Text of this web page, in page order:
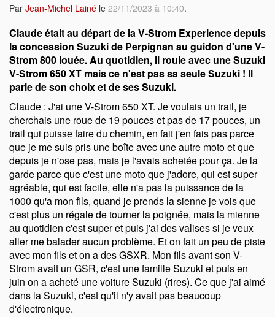
Par Jean-Michel Lainé le 22/11/2023 à 10:40.
Claude était au départ de la V-Strom Experience depuis
la concession Suzuki de Perpignan au guidon d'une V-
Strom 800 louée. Au quotidien, il roule avec une Suzuki
V-Strom 650 XT mais ce n'est pas sa seule Suzuki ! Il
parle de son choix et de ses Suzuki.
Claude : J'ai une V-Strom 650 XT. Je voulais un trail, je
cherchais une roue de 19 pouces et pas de 17 pouces, un
trail qui puisse faire du chemin, en fait j'en fais pas parce
que je me suis pris une boîte avec une autre moto et que
depuis je n'ose pas, mais je l'avais achetée pour ça. Je la
garde parce que c'est une moto que j'adore, qui est super
agréable, qui est facile, elle n'a pas la puissance de la
1000 qu'a mon fils, quand je prends la sienne je vois que
c'est plus un régale de tourner la poignée, mais la mienne
au quotidien c'est super et puis j'ai des valises si je veux
aller me balader aucun problème. Et on fait un peu de piste
avec mon fils et on a des GSXR. Mon fils avant son V-
Strom avait un GSR, c'est une famille Suzuki et puis en
juin on a acheté une voiture Suzuki (rires). Ce que j'ai aimé
dans la Suzuki, c'est qu'il n'y avait pas beaucoup
d'électronique.